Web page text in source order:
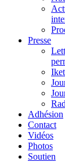
Presse
Adhésion
Contact
Vidéos
Photos
Soutien